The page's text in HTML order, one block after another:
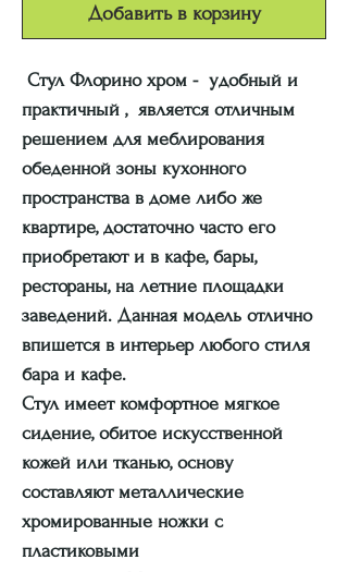
Добавить в корзину
Стул Флорино хром - удобный и
практичный , является отличным
решением для меблирования
обеденной зоны кухонного
пространства в доме либо же
квартире, достаточно часто его
приобретают и в кафе, бары,
рестораны, на летние площадки
заведений. Данная модель отлично
впишется в интерьер любого стиля
бара и кафе.
Стул имеет комфортное мягкое
сидение, обитое искусственной
кожей или тканью, основу
составляют металлические
хромированные ножки с
пластиковыми